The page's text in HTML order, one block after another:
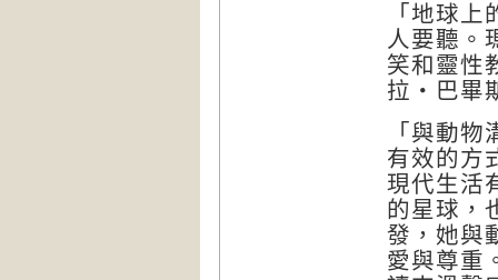
「地球
人要聽。
笑和靈性
拉‧巴畢
「與動
有效的方
現代生活
的星球，
發，她與
愛與尊重